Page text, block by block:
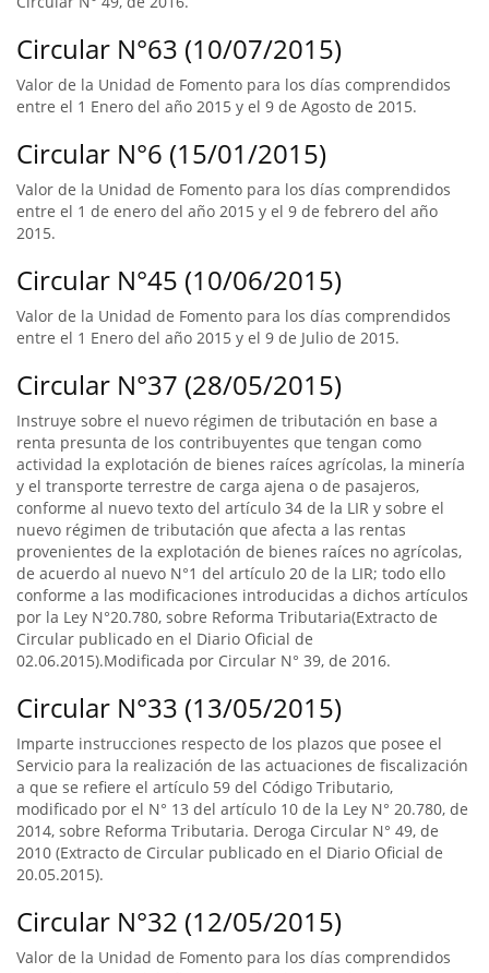
Circular N°63 (10/07/2015)
Valor de la Unidad de Fomento para los días comprendidos
entre el 1 Enero del año 2015 y el 9 de Agosto de 2015.
Circular N°6 (15/01/2015)
Valor de la Unidad de Fomento para los días comprendidos
entre el 1 de enero del año 2015 y el 9 de febrero del año
2015.
Circular N°45 (10/06/2015)
Valor de la Unidad de Fomento para los días comprendidos
entre el 1 Enero del año 2015 y el 9 de Julio de 2015.
Circular N°37 (28/05/2015)
Instruye sobre el nuevo régimen de tributación en base a
renta presunta de los contribuyentes que tengan como
actividad la explotación de bienes raíces agrícolas, la minería
y el transporte terrestre de carga ajena o de pasajeros,
conforme al nuevo texto del artículo 34 de la LIR y sobre el
nuevo régimen de tributación que afecta a las rentas
provenientes de la explotación de bienes raíces no agrícolas,
de acuerdo al nuevo N°1 del artículo 20 de la LIR; todo ello
conforme a las modificaciones introducidas a dichos artículos
por la Ley N°20.780, sobre Reforma Tributaria(Extracto de
Circular publicado en el Diario Oficial de
02.06.2015).Modificada por Circular N° 39, de 2016.
Circular N°33 (13/05/2015)
Imparte instrucciones respecto de los plazos que posee el
Servicio para la realización de las actuaciones de fiscalización
a que se refiere el artículo 59 del Código Tributario,
modificado por el N° 13 del artículo 10 de la Ley N° 20.780, de
2014, sobre Reforma Tributaria. Deroga Circular N° 49, de
2010 (Extracto de Circular publicado en el Diario Oficial de
20.05.2015).
Circular N°32 (12/05/2015)
Valor de la Unidad de Fomento para los días comprendidos